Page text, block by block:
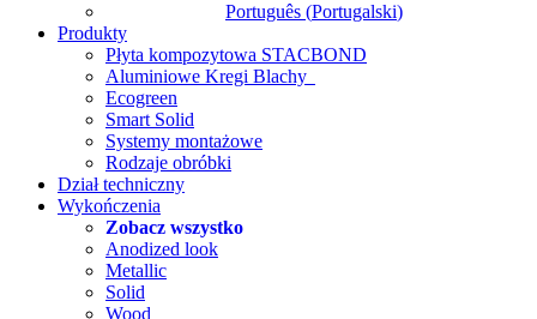
Português (Portugalski)
Produkty
Płyta kompozytowa STACBOND
Aluminiowe Kregi Blachy
Ecogreen
Smart Solid
Systemy montażowe
Rodzaje obróbki
Dział techniczny
Wykończenia
Zobacz wszystko
Anodized look
Metallic
Solid
Wood